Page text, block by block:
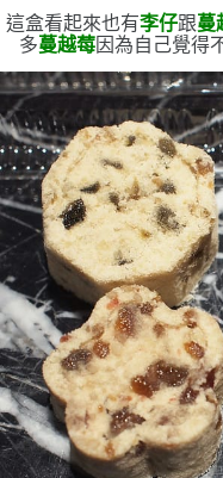
這盒看起來也有李仔跟蔓
多蔓越莓因為自己覺得